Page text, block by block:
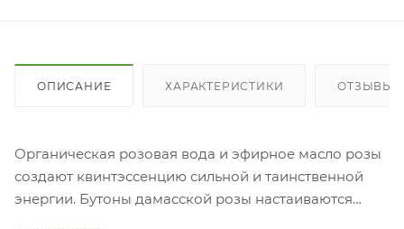
ОПИСАНИЕ ХАРАКТЕРИСТИКИ ОТЗЫВЫ
Органическая розовая вода и эфирное масло розы
создают квинтэссенцию сильной и таинственной
энергии. Бутоны дамасской розы настаиваются